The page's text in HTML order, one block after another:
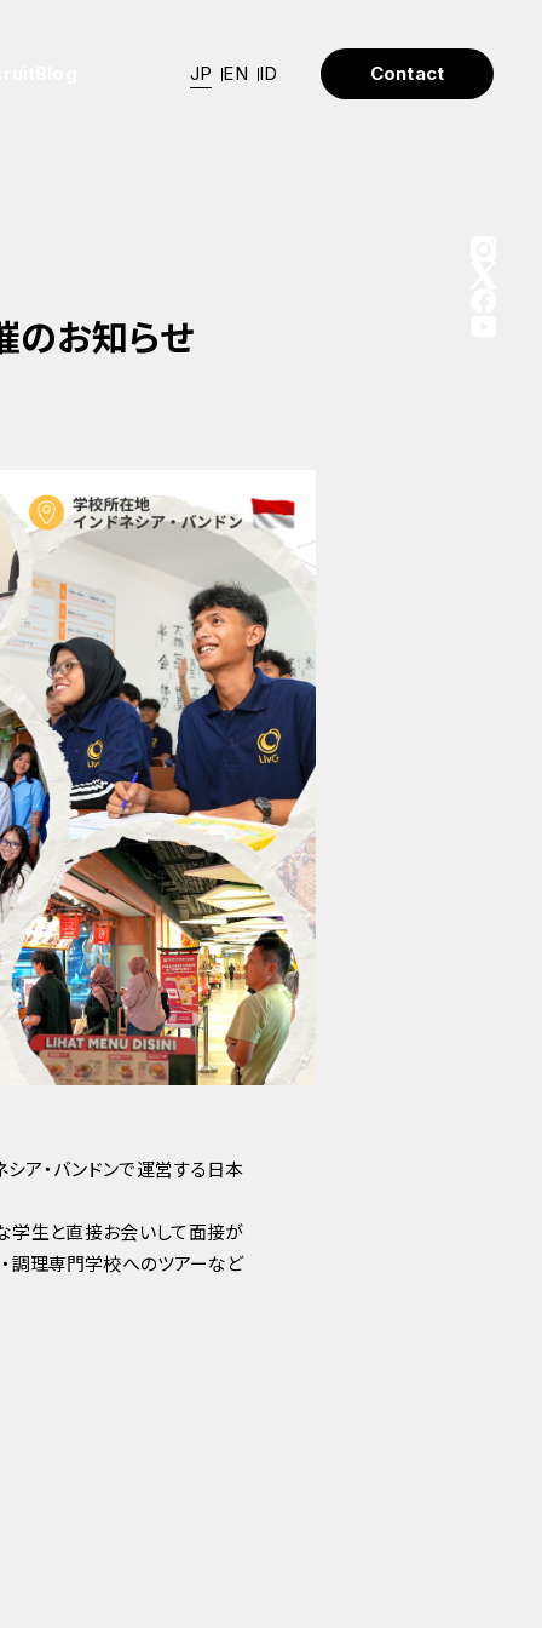
JP EN ID Contact
のお知らせ
ア・バンドンで運営する日本
学生と直接お会いして面接が
調理専門学校へのツアーなど